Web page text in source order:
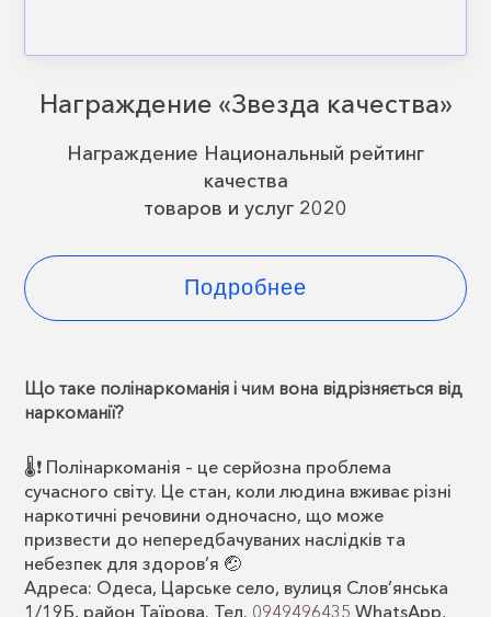
Награждение «Звезда качества»
Награждение Национальный рейтинг
качества
товаров и услуг 2020
Подробнее
Що таке полінаркоманія і чим вона відрізняється від
наркоманії?
🌡️❗️ Полінаркоманія – це серйозна проблема
сучасного світу. Це стан, коли людина вживає різні
наркотичні речовини одночасно, що може
призвести до непередбачуваних наслідків та
небезпек для здоров’я 🤕
Адреса: Одеса, Царське село, вулиця Слов’янська
1/19Б, район Таїрова. Тел. 0949496435 WhatsApp,